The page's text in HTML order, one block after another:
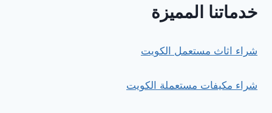
خدماتنا المميزة
شراء اثاث مستعمل الكويت
شراء مكيفات مستعملة الكويت